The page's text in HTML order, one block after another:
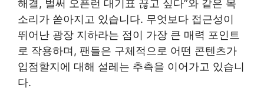
해결, 벌써 오픈런 대기표 끊고 싶다”와 같은 목
소리가 쏟아지고 있습니다. 무엇보다 접근성이
뛰어난 광장 지하라는 점이 가장 큰 매력 포인트
로 작용하며, 팬들은 구체적으로 어떤 콘텐츠가
입점할지에 대해 설레는 추측을 이어가고 있습니
다.